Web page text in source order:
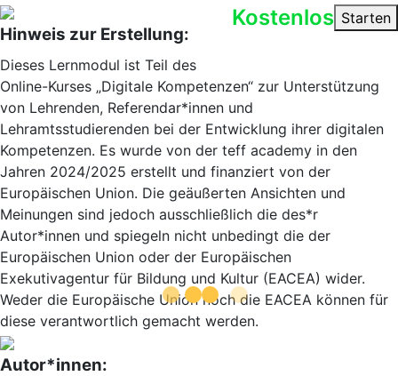
Kostenlos Starten
Hinweis zur Erstellung:
Dieses Lernmodul ist Teil des
Online-Kurses „Digitale Kompetenzen“ zur Unterstützung
von Lehrenden, Referendar*innen und
Lehramtsstudierenden bei der Entwicklung ihrer digitalen
Kompetenzen. Es wurde von der teff academy in den
Jahren 2024/2025 erstellt und finanziert von der
Europäischen Union. Die geäußerten Ansichten und
Meinungen sind jedoch ausschließlich die des*r
Autor*innen und spiegeln nicht unbedingt die der
Europäischen Union oder der Europäischen
Exekutivagentur für Bildung und Kultur (EACEA) wider.
Weder die Europäische Union noch die EACEA können für
diese verantwortlich gemacht werden.
Autor*innen: